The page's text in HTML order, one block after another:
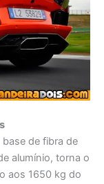
de fibra de
alumínio, torna o
aos 1650 kg do